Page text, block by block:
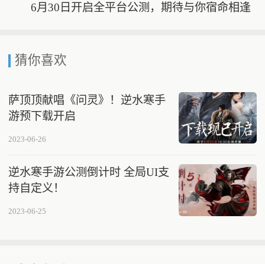
6月30日开启全平台公测，期待与你宿命相逢
猜你喜欢
萨顶顶献唱《问灵》！逆水寒手
游预下载开启
2023-06-26
逆水寒手游公测倒计时 全局UI支
持自定义！
2023-06-25